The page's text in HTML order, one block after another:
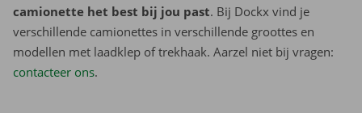
camionette het best bij jou past. Bij Dockx vind je
verschillende camionettes in verschillende groottes en
modellen met laadklep of trekhaak. Aarzel niet bij vragen:
contacteer ons.